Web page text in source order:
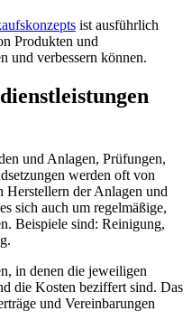
ist ausführlich
Produkten und
und verbessern können.
und Anlagen, Prüfungen,
werden oft von
Herstellern der Anlagen und
sich auch um regelmäßige,
Beispiele sind: Reinigung,
in denen die jeweiligen
die Kosten beziffert sind. Das
und Vereinbarungen